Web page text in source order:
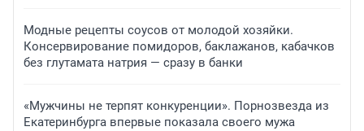
Модные рецепты соусов от молодой хозяйки.
Консервирование помидоров, баклажанов, кабачков
без глутамата натрия — сразу в банки
«Мужчины не терпят конкуренции». Порнозвезда из
Екатеринбурга впервые показала своего мужа